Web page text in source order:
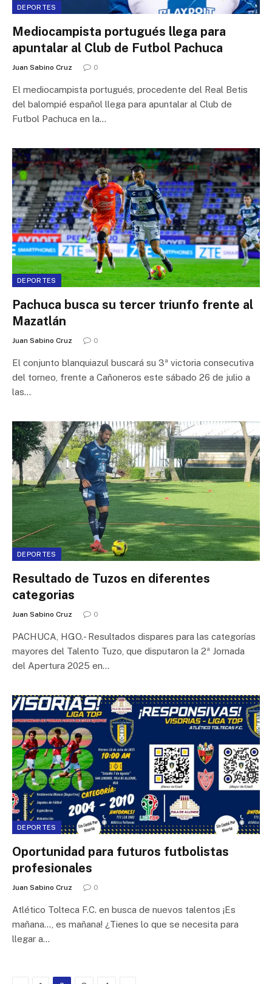
DEPORTES
Mediocampista portugués llega para
apuntalar al Club de Futbol Pachuca
Juan Sabino Cruz 0
El mediocampista portugués, procedente del Real Betis
del balompié español llega para apuntalar al Club de
Futbol Pachuca en la…
DEPORTES
Pachuca busca su tercer triunfo frente al
Mazatlán
Juan Sabino Cruz 0
El conjunto blanquiazul buscará su 3ª victoria consecutiva
del torneo, frente a Cañoneros este sábado 26 de julio a
las…
DEPORTES
Resultado de Tuzos en diferentes
categorias
Juan Sabino Cruz 0
PACHUCA, HGO.- Resultados dispares para las categorías
mayores del Talento Tuzo, que disputaron la 2ª Jornada
del Apertura 2025 en…
DEPORTES
Oportunidad para futuros futbolistas
profesionales
Juan Sabino Cruz 0
Atlético Tolteca F.C. en busca de nuevos talentos ¡Es
mañana…, es mañana! ¿Tienes lo que se necesita para
llegar a…